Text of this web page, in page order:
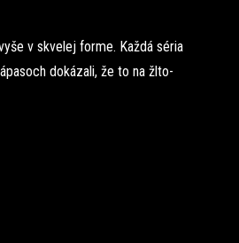
v skvelej forme. Každá séria
dokázali, že to na žlto-